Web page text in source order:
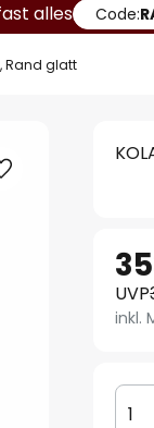
alles Code:
Rand glatt
UVP
inkl.
1